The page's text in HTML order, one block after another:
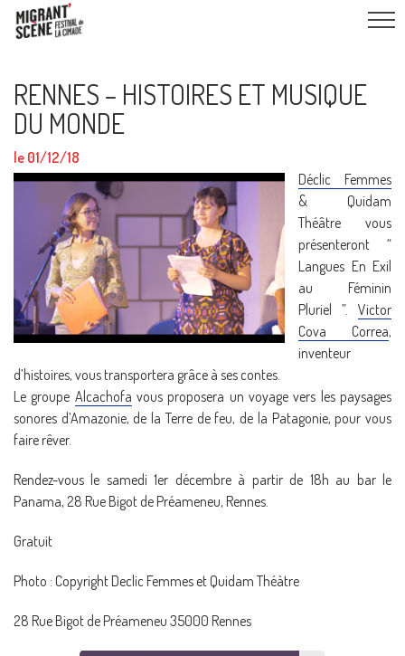
RENNES – HISTOIRES ET MUSIQUE
DU MONDE
le 01/12/18
Déclic Femmes
& Quidam
Théâtre vous
présenteront “
Langues En Exil
au Féminin
Pluriel ”. Victor
Cova Correa,
inventeur
d’histoires, vous transportera grâce à ses contes.
Le groupe Alcachofa vous proposera un voyage vers les paysages
sonores d’Amazonie, de la Terre de feu, de la Patagonie, pour vous
faire rêver.
Rendez-vous le samedi 1er décembre à partir de 18h au bar le
Panama, 28 Rue Bigot de Préameneu, Rennes.
Gratuit
Photo : Copyright Declic Femmes et Quidam Théàtre
28 Rue Bigot de Préameneu 35000 Rennes